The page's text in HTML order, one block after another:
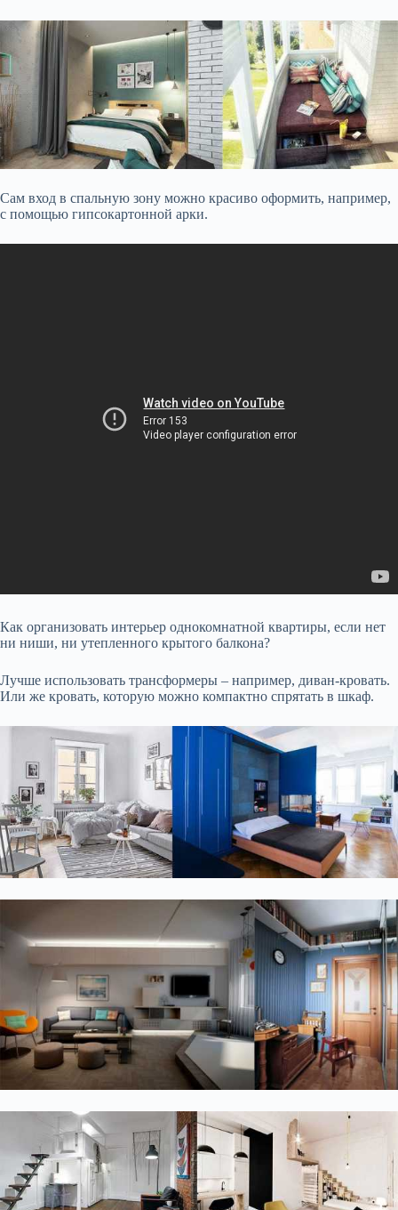
Сам вход в спальную зону можно красиво оформить, например,
с помощью гипсокартонной арки.
Как организовать интерьер однокомнатной квартиры, если нет
ни ниши, ни утепленного крытого балкона?
Лучше использовать трансформеры – например, диван-кровать.
Или же кровать, которую можно компактно спрятать в шкаф.